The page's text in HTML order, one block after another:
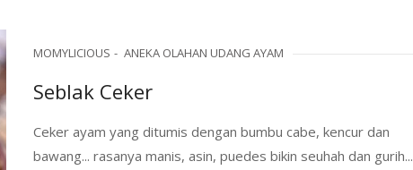
MOMYLICIOUS ANEKA OLAHAN UDANG AYAM
Seblak Ceker
Ceker ayam yang ditumis dengan bumbu cabe, kencur dan
bawang... rasanya manis, asin, puedes bikin seuhah dan gurih...